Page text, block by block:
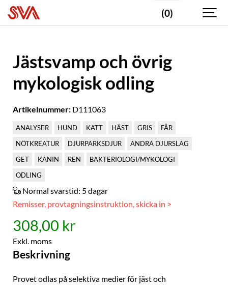
(0)
Jästsvamp och övrig
mykologisk odling
Artikelnummer: D111063
ANALYSER HUND KATT HÄST GRIS
FÅR
NÖTKREATUR
DJURPARKSDJUR
ANDRA DJURSLAG
GET
KANIN REN
BAKTERIOLOGI/MYKOLOGI
ODLING
Normal svarstid: 5 dagar
Remisser, provtagningsinstruktion, skicka in >
308,00 kr
Exkl. moms
Beskrivning
Provet odlas på selektiva medier för jäst och